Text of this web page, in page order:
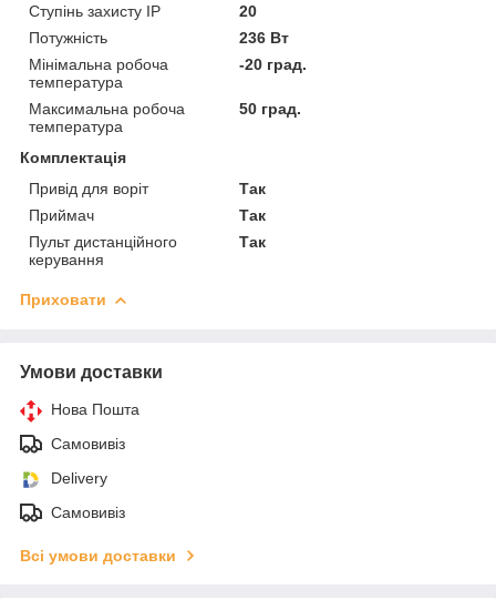
Ступінь захисту IP
20
Потужність
236 Вт
Мінімальна робоча
температура
-20 град.
Максимальна робоча
температура
50 град.
Комплектація
Привід для воріт
Так
Приймач
Так
Пульт дистанційного
керування
Так
Приховати
Умови доставки
Нова Пошта
Самовивіз
Delivery
Самовивіз
Всі умови доставки